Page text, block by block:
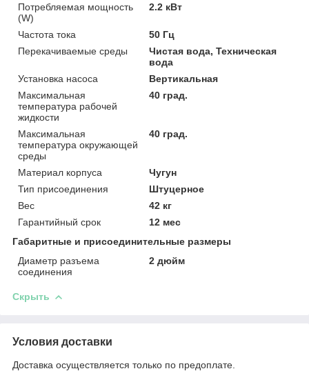
Потребляемая мощность
(W)
2.2 кВт
Частота тока
50 Гц
Перекачиваемые среды
Чистая вода, Техническая
вода
Установка насоса
Вертикальная
Максимальная
температура рабочей
жидкости
40 град.
Максимальная
температура окружающей
среды
40 град.
Материал корпуса
Чугун
Тип присоединения
Штуцерное
Вес
42 кг
Гарантийный срок
12 мес
Габаритные и присоединительные размеры
Диаметр разъема
соединения
2 дюйм
Скрыть
Условия доставки
Доставка осуществляется только по предоплате.